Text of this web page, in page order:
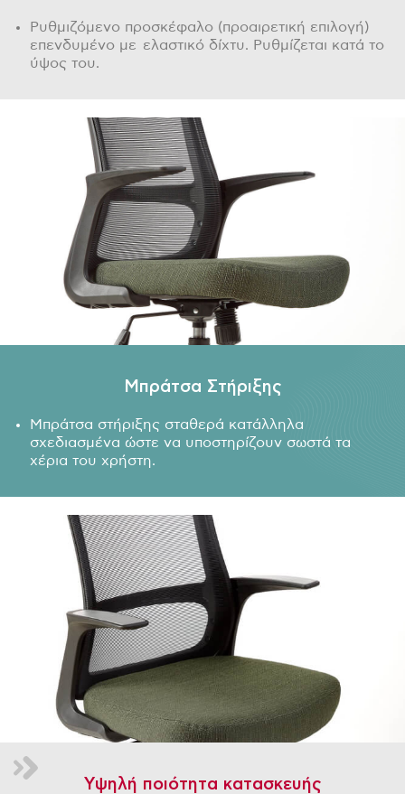
Ρυθμιζόμενο προσκέφαλο (προαιρετική επιλογή)
επενδυμένο με ελαστικό δίχτυ. Ρυθμίζεται κατά το
ύψος του.
Μπράτσα Στήριξης
Μπράτσα στήριξης σταθερά κατάλληλα
σχεδιασμένα ώστε να υποστηρίζουν σωστά τα
χέρια του χρήστη.
Υψηλή ποιότητα κατασκευής